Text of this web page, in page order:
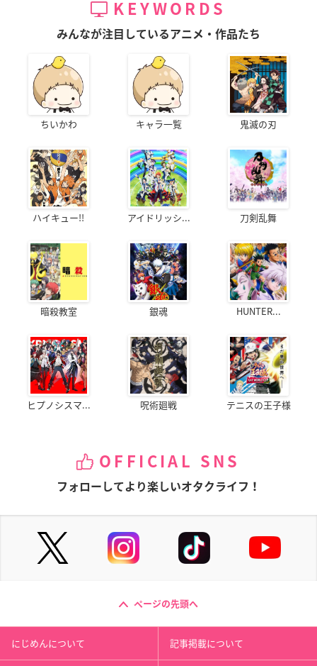
KEYWORDS
みんなが注目しているアニメ・作品たち
ちいかわ キャラ一覧 鬼滅の刃
ハイキュー!! アイドリッシ... 刀剣乱舞
暗殺教室 銀魂 HUNTER...
ヒプノシスマ... 呪術廻戦 テニスの王子様
OFFICIAL SNS
フォローしてより楽しいオタクライフ！
ページの先頭へ
にじめんについて 記事掲載について